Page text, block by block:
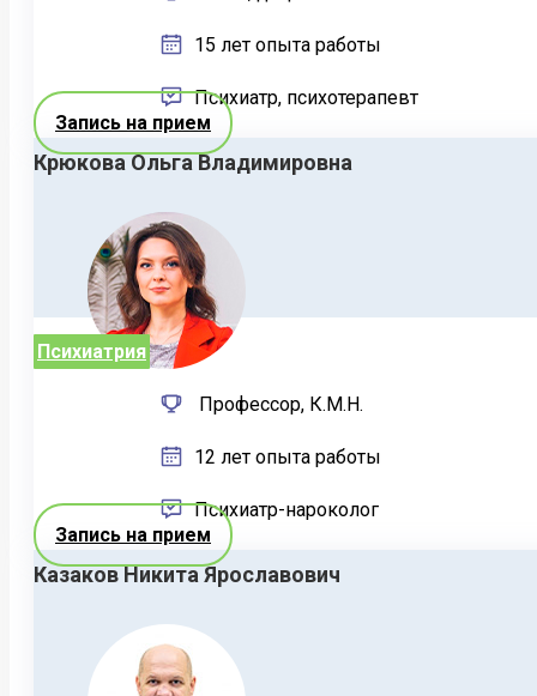
15 лет опыта работы
Психиатр, психотерапевт
Запись на прием
Крюкова Ольга Владимировна
Психиатрия
Профессор, К.М.Н.
12 лет опыта работы
Психиатр-нароколог
Запись на прием
Казаков Никита Ярославович